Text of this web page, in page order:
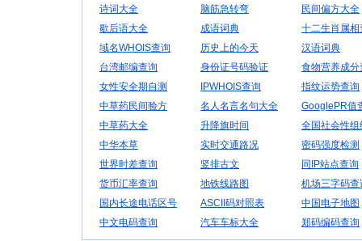
诗词大全
脑筋急转弯
民间偏方大全
歇后语大全
成语词典
十二生肖属相
域名WHOIS查询
历史上的今天
汉语词典
台湾邮编查询
身份证号码验证
食物营养成分
女性安全期自测
IPWHOIS查询
指纹运势查询
中草药民间验方
名人名言名句大全
GooglePR值
中草药大全
升降旗时间
全国社会性组
中华本草
实时交通路况
密码强度检测
世界时差查询
竖排古文
同IP站点查询
货币汇率查询
地铁线路图
机场三字码查
国内长途电话区号
ASCII码对照表
中国电子地图
中文电码查询
汽车车标大全 郑码编码查询